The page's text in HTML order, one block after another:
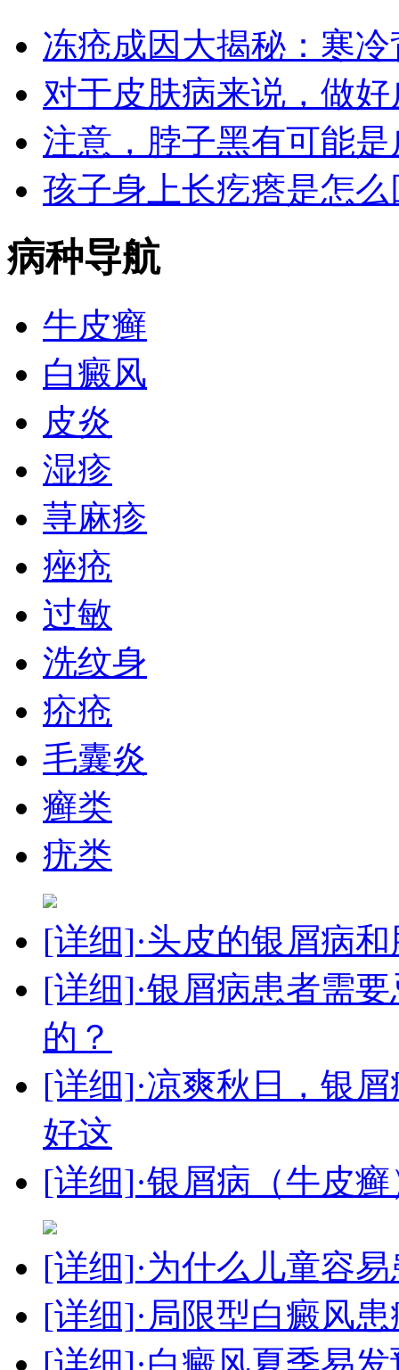
冻疮成因大揭秘：寒
对于皮肤病来说，做
注意，脖子黑有可能
孩子身上长疙瘩是怎
病种导航
牛皮癣
白癜风
皮炎
湿疹
荨麻疹
痤疮
过敏
洗纹身
疥疮
毛囊炎
癣类
疣类
[详细]·头皮的银屑病
[详细]·银屑病患者需
的？
[详细]·凉爽秋日，银
好这
[详细]·银屑病（牛皮
[详细]·为什么儿童容
[详细]·局限型白癜风